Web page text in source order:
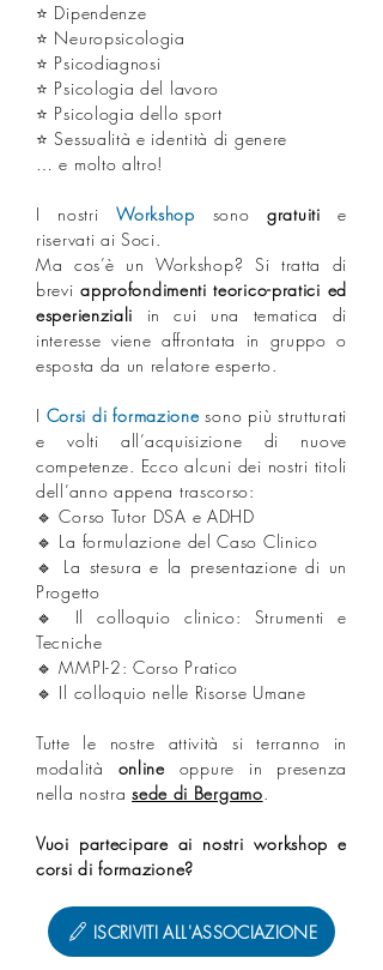
⭐ Dipendenze
⭐ Neuropsicologia
⭐ Psicodiagnosi
⭐ Psicologia del lavoro
⭐ Psicologia dello sport
⭐ Sessualità e identità di genere
… e molto altro!
I nostriWorkshop sonogratuitie
riservati ai Soci.
Ma cos’è un Workshop? Si tratta di
breviapprofondimenti teorico-pratici ed
esperienziali in cui una tematica di
interesse viene affrontata in gruppo o
esposta da un relatore esperto.
I Corsi di formazionesono più strutturati
e volti all’acquisizione di nuove
competenze. Ecco alcuni dei nostri titoli
dell’anno appena trascorso:
🔹 Corso Tutor DSA e ADHD
🔹 La formulazione del Caso Clinico
🔹 La stesura e la presentazione di un
Progetto
🔹 Il colloquio clinico: Strumenti e
Tecniche
🔹 MMPI-2: Corso Pratico
🔹 Il colloquio nelle Risorse Umane
Tutte le nostre attività si terranno in
modalità onlineoppure in presenza
nella nostrasede di Bergamo.
Vuoi partecipare ai nostri workshop e
corsi di formazione?
ISCRIVITI ALL'ASSOCIAZIONE